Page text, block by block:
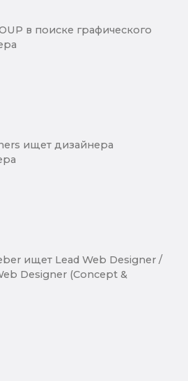
в поиске графического
ищет дизайнера
ищет Lead Web Designer /
Designer (Concept &